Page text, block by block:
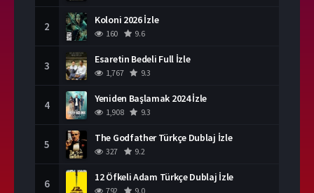
2 Koloni 2026 İzle
160 9.6
3 Esaretin Bedeli Full İzle
1,767 9.3
4 Yeniden Başlamak 2024 İzle
1,908 9.3
5 The Godfather Türkçe Dublaj İzle
327 9.2
6 12 Öfkeli Adam Türkçe Dublaj İzle
792 9.0